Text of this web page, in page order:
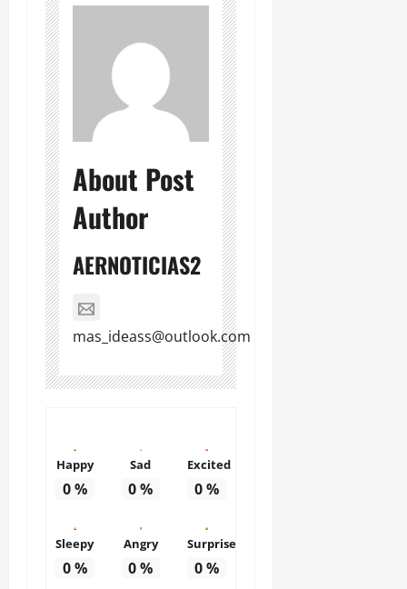
About Post
Author
AERNOTICIAS2
mas_ideass@outlook.com
Happy
0%
Sad
0%
Excited
0%
Sleepy
0%
Angry
0%
Surprise
0%